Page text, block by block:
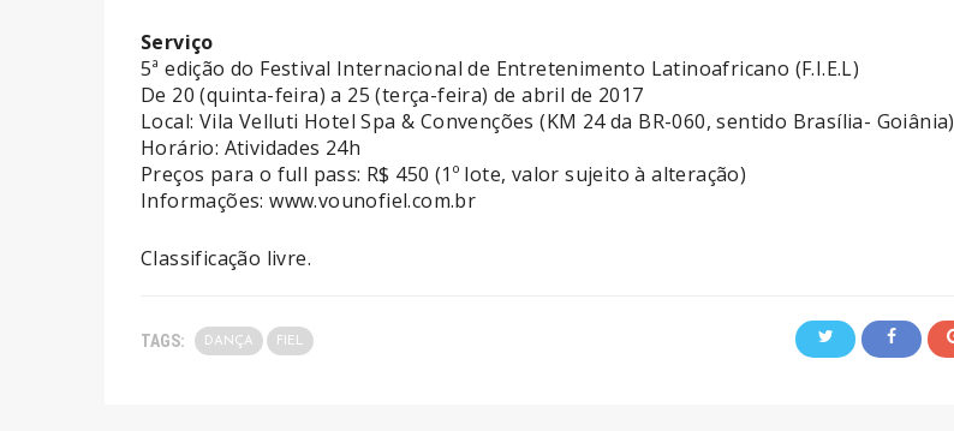
Serviço
5ª edição do Festival Internacional de Entretenimento Latinoafricano (F.I.E.L)
De 20 (quinta-feira) a 25 (terça-feira) de abril de 2017
Local: Vila Velluti Hotel Spa & Convenções (KM 24 da BR-060, sentido Brasília- Goiânia)
Horário: Atividades 24h
Preços para o full pass: R$ 450 (1º lote, valor sujeito à alteração)
Informações: www.vounofiel.com.br
Classificação livre.
TAGS: DANÇA FIEL